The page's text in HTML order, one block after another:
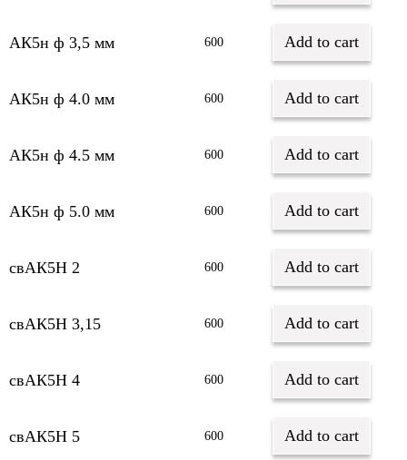
АК5н ф 3,5 мм 600 Add to cart
АК5н ф 4.0 мм 600 Add to cart
АК5н ф 4.5 мм 600 Add to cart
АК5н ф 5.0 мм 600 Add to cart
свАК5Н 2 600 Add to cart
свАК5Н 3,15 600 Add to cart
свАК5Н 4 600 Add to cart
свАК5Н 5 600 Add to cart